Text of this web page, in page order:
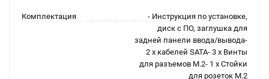
Комплектация
- Инструкция по установке,
диск с ПО, заглушка для
задней панели ввода/вывода-
2 x кабелей SATA- 3 x Винты
для разъемов M.2- 1 x Стойки
для розеток М.2